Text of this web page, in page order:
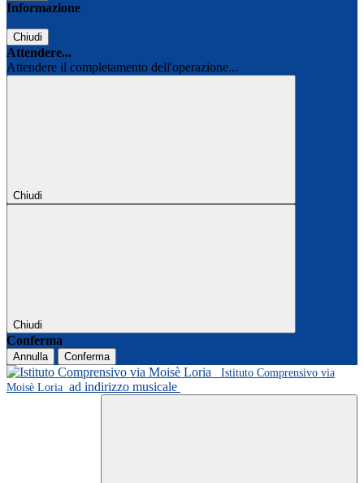
Informazione
Chiudi
Attendere...
Attendere il completamento dell'operazione...
Chiudi
Chiudi
Conferma
Annulla
Conferma
Istituto Comprensivo via
Moisè Loria ad indirizzo musicale